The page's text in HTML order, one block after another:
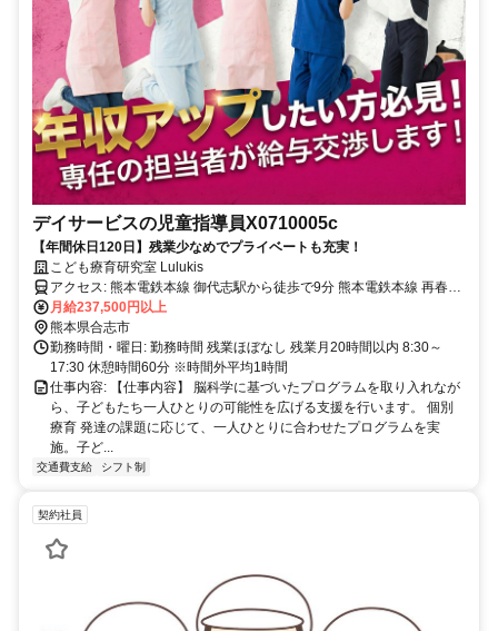
デイサービスの児童指導員X0710005c
【年間休日120日】残業少なめでプライベートも充実！
こども療育研究室 Lulukis
アクセス: 熊本電鉄本線 御代志駅から徒歩で9分 熊本電鉄本線 再春荘
前駅から徒歩で9分 熊本電鉄本線 熊本高専前駅から徒歩で13分
月給237,500円以上
熊本県合志市
勤務時間・曜日: 勤務時間 残業ほぼなし 残業月20時間以内 8:30～
17:30 休憩時間60分 ※時間外平均1時間
仕事内容: 【仕事内容】 脳科学に基づいたプログラムを取り入れなが
ら、子どもたち一人ひとりの可能性を広げる支援を行います。 個別
療育 発達の課題に応じて、一人ひとりに合わせたプログラムを実
施。子ど...
交通費支給 シフト制
契約社員